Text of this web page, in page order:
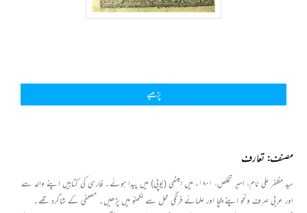
پڑھیے
مصنف: تعارف
سید مظفر علی نام، اسیر تخلص، ۱۸۰۱ء میں امیٹھی (یوپی) میں پیدا ہوئے۔ فارسی کی کتابیں اپنے والد سے
اور عربی صرف ونحو اپنے چچا اور علمائے فرنگی محل سے لکھنو میں پڑھیں۔ مصحفی کے شاگرد تھے۔